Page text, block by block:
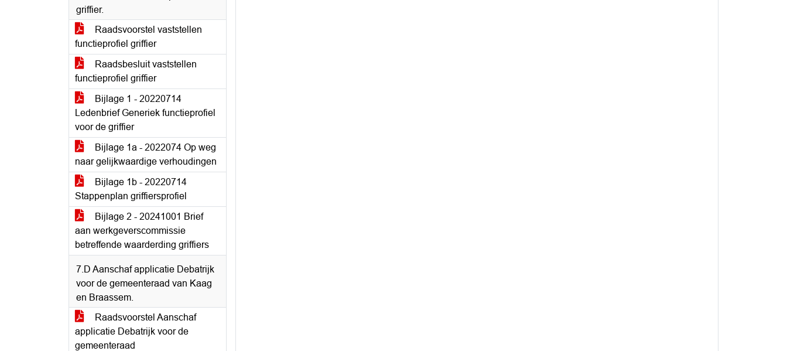
griffier.
Raadsvoorstel vaststellen
functieprofiel griffier
Raadsbesluit vaststellen
functieprofiel griffier
Bijlage 1 - 20220714
Ledenbrief Generiek functieprofiel
voor de griffier
Bijlage 1a - 2022074 Op weg
naar gelijkwaardige verhoudingen
Bijlage 1b - 20220714
Stappenplan griffiersprofiel
Bijlage 2 - 20241001 Brief
aan werkgeverscommissie
betreffende waarderding griffiers
7.D Aanschaf applicatie Debatrijk
voor de gemeenteraad van Kaag
en Braassem.
Raadsvoorstel Aanschaf
applicatie Debatrijk voor de
gemeenteraad